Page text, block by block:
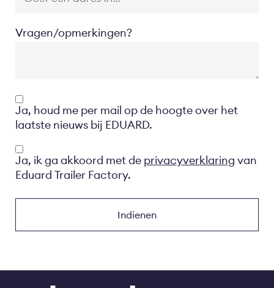
Vragen/opmerkingen?
Opt-
in
Ja, houd me per mail op de hoogte over het
laatste nieuws bij EDUARD.
Privacyverklaring
Ja, ik ga akkoord met de privacyverklaring van
Eduard Trailer Factory.